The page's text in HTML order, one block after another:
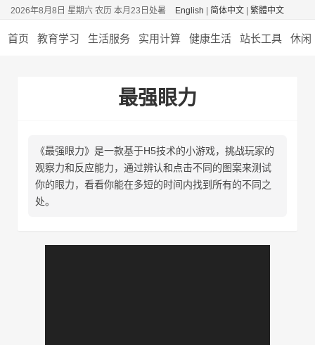
2026年8月8日 星期六 农历 本月23日处暑 English 简体中文 繁體中文
首页 教育学习 生活服务 实用计算 健康生活 站长工具 休闲
最强眼力
《最强眼力》是一款基于H5技术的小游戏，挑战玩家的
观察力和反应能力，通过辨认和点击不同的图案来测试
你的眼力，看看你能在多短的时间内找到所有的不同之
处。